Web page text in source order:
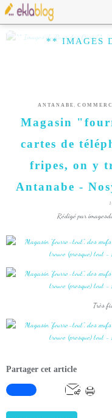
** IMAGES
ANTANABE ,
Magasin
cartes de
fripes, on y
Antanabe -
Rédigé par
Très
Partager cet article